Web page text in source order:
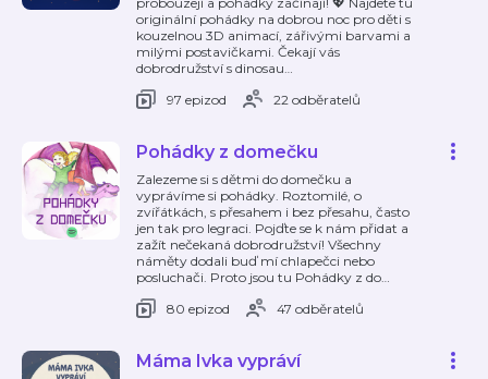
originální pohádky na dobrou noc pro děti s
kouzelnou 3D animací, zářivými barvami a
milými postavičkami. Čekají vás
dobrodružství s dinosau…
97 epizod
22 odběratelů
Pohádky z domečku
Zalezeme si s dětmi do domečku a
vyprávíme si pohádky. Roztomilé, o
zvířátkách, s přesahem i bez přesahu, často
jen tak pro legraci. Pojďte se k nám přidat a
zažít nečekaná dobrodružství! Všechny
náměty dodali buď mí chlapečci nebo
posluchači. Proto jsou tu Pohádky z do…
80 epizod
47 odběratelů
Máma Ivka vypráví